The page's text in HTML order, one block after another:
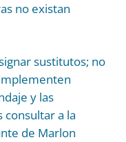
no existan
sustitutos; no
y las
consultar a la
de Marlon